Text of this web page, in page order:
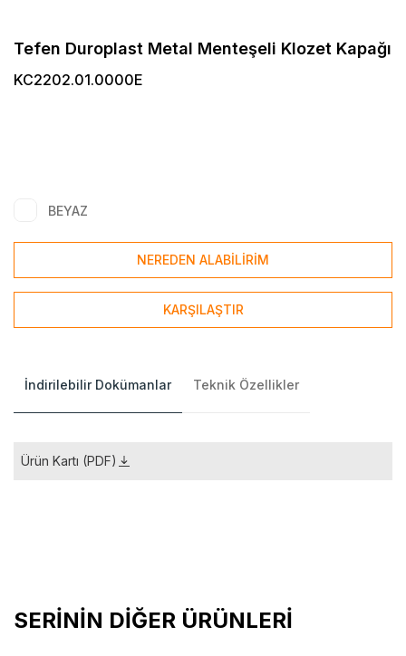
Tefen Duroplast Metal Menteşeli Klozet Kapağı
KC2202.01.0000E
BEYAZ
NEREDEN ALABİLİRİM
KARŞILAŞTIR
İndirilebilir Dokümanlar Teknik Özellikler
Ürün Kartı (PDF)
SERİNİN DİĞER ÜRÜNLERİ